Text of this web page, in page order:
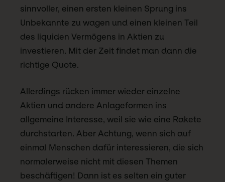
sinnvoller, einen ersten kleinen Sprung ins
Unbekannte zu wagen und einen kleinen Teil
des liquiden Vermögens in Aktien zu
investieren. Mit der Zeit findet man dann die
richtige Quote.
Allerdings rücken immer wieder einzelne
Aktien und andere Anlageformen ins
allgemeine Interesse, weil sie wie eine Rakete
durchstarten. Aber Achtung, wenn sich auf
einmal Menschen dafür interessieren, die sich
normalerweise nicht mit diesen Themen
beschäftigen! Dann ist es selten ein guter